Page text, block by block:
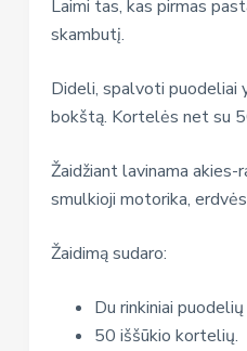
Laimi tas, kas pirmas
skambutį.
Dideli, spalvoti
bokštą. Kortelės net su
Žaidžiant lavinama akies-
smulkioji motorika,
Žaidimą sudaro:
Du rinkiniai
50 iššūkio kortelių.